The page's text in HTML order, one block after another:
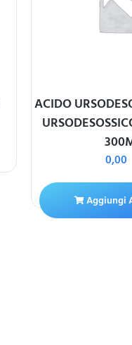
ACIDO
0,00
Aggiungi